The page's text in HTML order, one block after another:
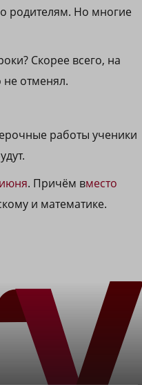
родителям. Но многие
Скорее всего, на
не отменял.
работы ученики
. Причём вместо
и математике.